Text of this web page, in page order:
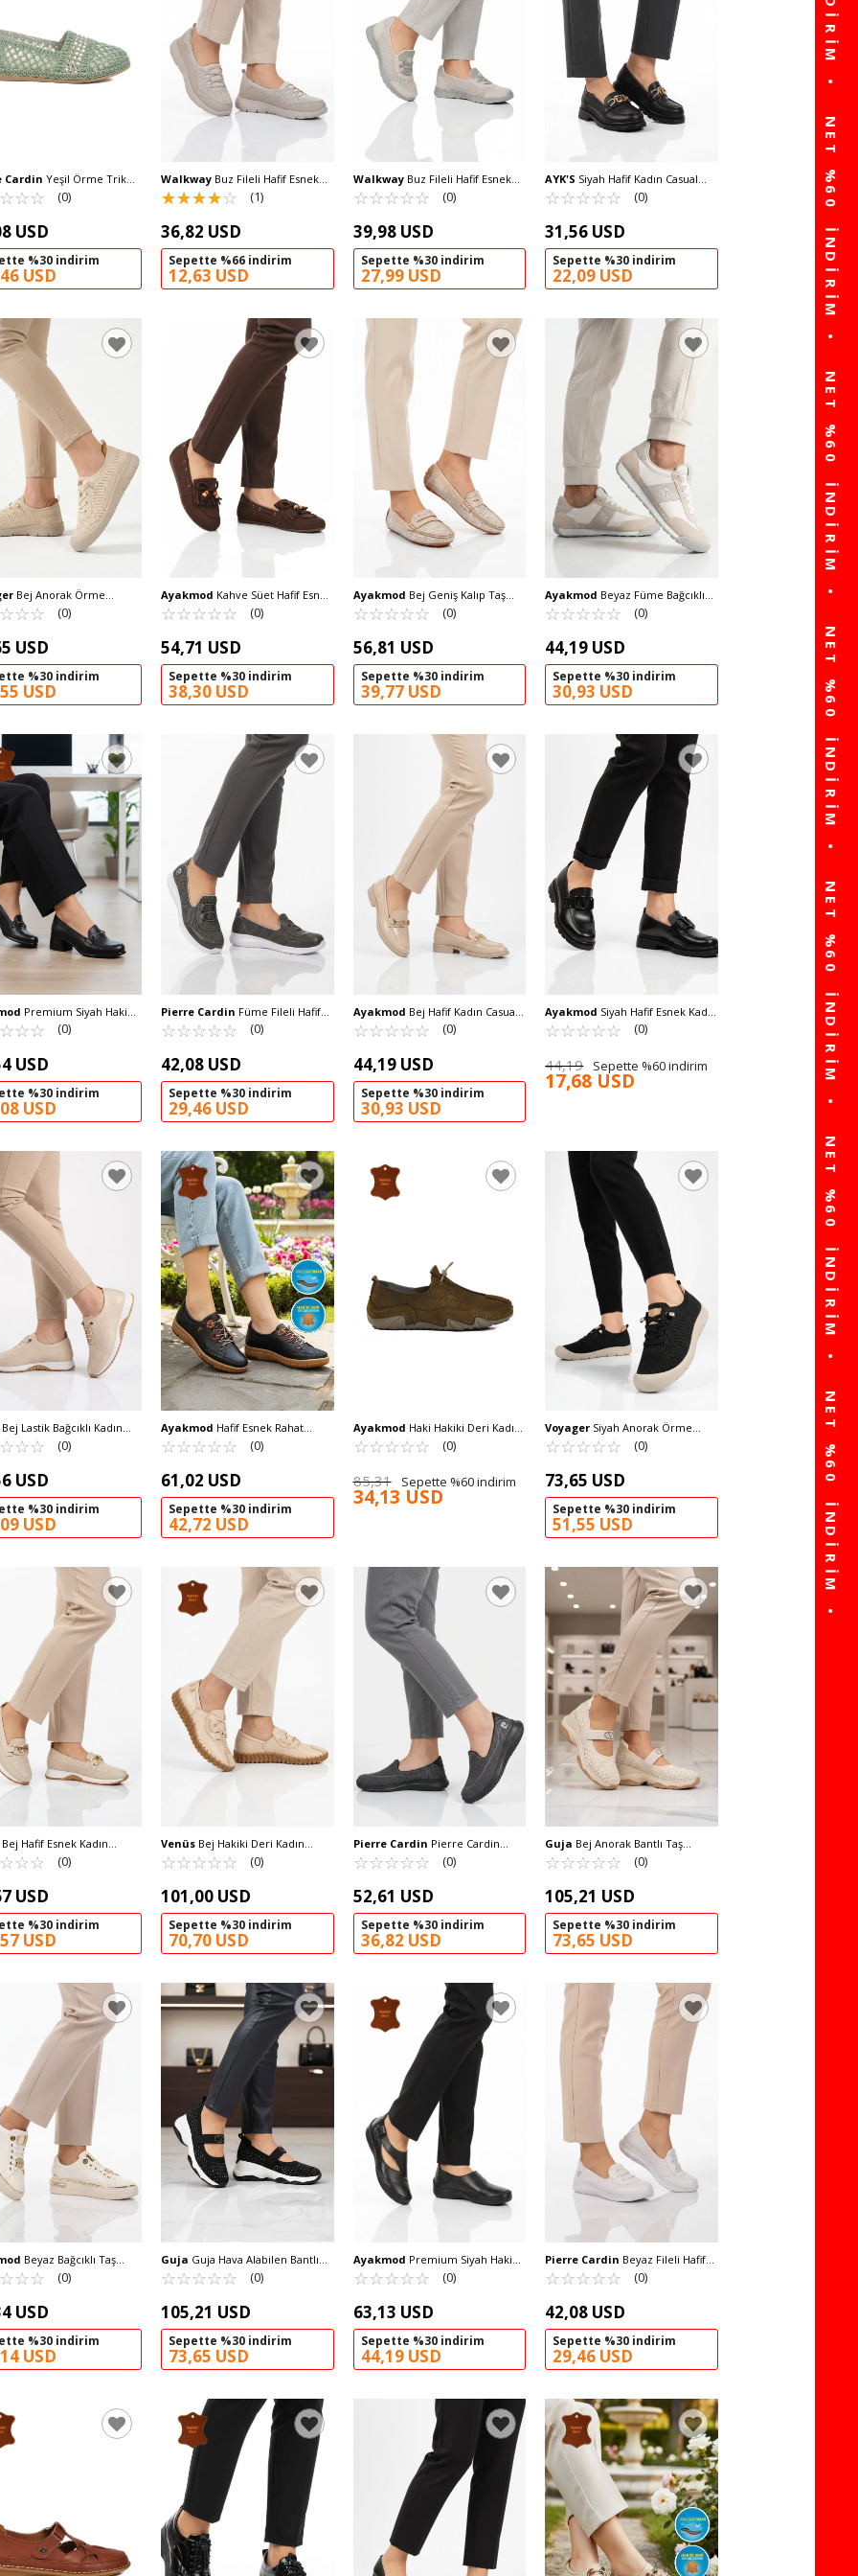
Cardin Yeşil Örme Triko
PC-54570 Z
☆☆☆
★★★ (0)
USD
%30 indirim
USD
WalkwayBuz Fileli Hafif Esnek
Kadın Günlük Yürüyüş ve Spor
Ayakkabı Bst-1009 G
☆☆☆☆☆
★★★★★ (1)
36,82 USD
Sepette %66 indirim
12,63 USD
WalkwayBuz Fileli Hafif Esnek
Kolay Giyilebilir Kadın Casual
Ayakkabı 575 G
☆☆☆☆☆
★★★★★ (0)
39,98 USD
Sepette %30 indirim
27,99 USD
AYK'S Siyah Hafif Kadın Casual
Ayakkabı 1005 Z
☆☆☆☆☆
★★★★★ (0)
31,56 USD
Sepette %30 indirim
22,09 USD
Bej Anorak Örme
Kadın Casual Ayakkabı
☆☆☆
★★★ (0)
USD
%30 indirim
USD
Ayakmod Kahve Süet Hafif Esnek
Kadın Babet Ayakkabı 572488 Z
☆☆☆☆☆
★★★★★ (0)
54,71 USD
Sepette %30 indirim
38,30 USD
Ayakmod Bej Geniş Kalıp Taş
İşlemeli Hafif Esnek Kadın Babet
302122 Z
☆☆☆☆☆
★★★★★ (0)
56,81 USD
Sepette %30 indirim
39,77 USD
Ayakmod Beyaz Füme Bağcıklı
Hafif Kadın Günlük Ayakkabı
Poizz 26136 M
☆☆☆☆☆
★★★★★ (0)
44,19 USD
Sepette %30 indirim
30,93 USD
Premium Siyah Hakiki
Topuklu Klasik
44259 Z
☆☆☆
★★★ (0)
USD
%30 indirim
USD
Pierre Cardin Füme Fileli Hafif
Kolay Giyilebilir Kadın Günlük
Ayakkabı PC-54698 Z
☆☆☆☆☆
★★★★★ (0)
42,08 USD
Sepette %30 indirim
29,46 USD
Ayakmod Bej Hafif Kadın Casual
Ayakkabı 491101 Z
☆☆☆☆☆
★★★★★ (0)
44,19 USD
Sepette %30 indirim
30,93 USD
Ayakmod Siyah Hafif Esnek Kadın
Casual Ayakkabı 2644 Z
☆☆☆☆☆
★★★★★ (0)
44,19 Sepette %60 indirim
17,68 USD
Bej Lastik Bağcıklı Kadın
Ayakkabı 068 Z
☆☆☆
★★★ (0)
USD
%30 indirim
USD
Ayakmod Hafif Esnek Rahat
Hakiki Deri Ortopedik Kadın
Casual Ayakkabı 401 Z
☆☆☆☆☆
★★★★★ (0)
61,02 USD
Sepette %30 indirim
42,72 USD
Ayakmod Haki Hakiki Deri Kadın
Casual Ayakkabı 124-3 Z
☆☆☆☆☆
★★★★★ (0)
85,31 Sepette %60 indirim
34,13 USD
Voyager Siyah Anorak Örme
Anatomik Kadın Casual Ayakkabı
B667 Z
☆☆☆☆☆
★★★★★ (0)
73,65 USD
Sepette %30 indirim
51,55 USD
Bej Hafif Esnek Kadın
Ayakkabı 064 Z
☆☆☆
★★★ (0)
USD
%30 indirim
USD
VenüsBej Hakiki Deri Kadın
Casual Ayakkabı 2010731Y Z
☆☆☆☆☆
★★★★★ (0)
101,00 USD
Sepette %30 indirim
70,70 USD
Pierre Cardin Pierre Cardin
Babet Fileli Hafif Kolay Giyebilir
Kadın Günlük Ayakkabısı PC-
☆☆☆☆☆
★★★★★ (0)
52,61 USD
Sepette %30 indirim
36,82 USD
Guja Bej Anorak Bantlı Taş
İşlemeli Kadın Casual Ayakkabı
26Y305 G
☆☆☆☆☆
★★★★★ (0)
105,21 USD
Sepette %30 indirim
73,65 USD
Beyaz Bağcıklı Taş
Hafif Kadın Sneaker
Z
☆☆☆
★★★ (0)
USD
%30 indirim
USD
Guja Guja Hava Alabilen Bantlı
Taş İşlemeli Kadın Casual
Ayakkabı Günlük Ayakkabı 26Y305
☆☆☆☆☆
★★★★★ (0)
105,21 USD
Sepette %30 indirim
73,65 USD
Ayakmod Premium Siyah Hakiki
Deri Anatomik Kadın Casual
Ayakkabı 44284 Z
☆☆☆☆☆
★★★★★ (0)
63,13 USD
Sepette %30 indirim
44,19 USD
Pierre Cardin Beyaz Fileli Hafif
Kolay Giyilebilir Kadın Günlük
Ayakkabı PC-54698 Z
☆☆☆☆☆
★★★★★ (0)
42,08 USD
Sepette %30 indirim
29,46 USD